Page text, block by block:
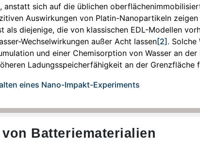
anstatt sich auf die üblichen
Auswirkungen von Platin-Nanopartikeln zeigen
als diejenige, die von klassischen EDL-Modellen
Wechselwirkungen außer Acht lassen[2]. Solche
und einer Chemisorption von Wasser an
Ladungsspeicherfähigkeit an der Grenzfläche
Batteriematerialien